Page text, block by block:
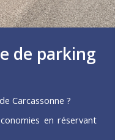
de parking
Carcassonne ?
en réservant